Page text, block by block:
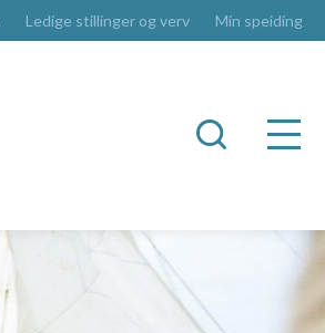
Ledige stillinger og verv Min speiding